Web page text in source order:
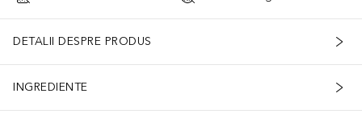
DETALII DESPRE PRODUS
INGREDIENTE